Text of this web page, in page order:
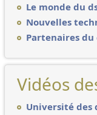
Le monde du
Nouvelles
Partenaires du
Vidéos
Université des